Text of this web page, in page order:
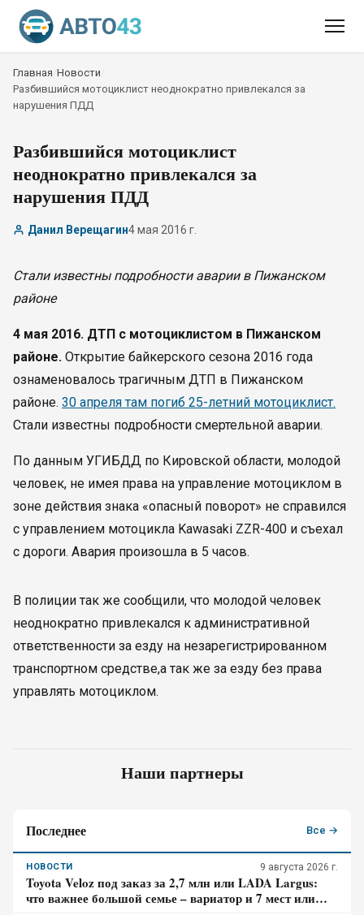
Главная Новости
Разбившийся мотоциклист неоднократно привлекался за
нарушения ПДД
Разбившийся мотоциклист
неоднократно привлекался за
нарушения ПДД
Данил Верещагин4 мая 2016 г.
Стали известны подробности аварии в Пижанском
районе
4 мая 2016. ДТП с мотоциклистом в Пижанском
районе. Открытие байкерского сезона 2016 года
ознаменовалось трагичным ДТП в Пижанском
районе. 30 апреля там погиб 25-летний мотоциклист.
Стали известны подробности смертельной аварии.
По данным УГИБДД по Кировской области, молодой
человек, не имея права на управление мотоциклом в
зоне действия знака «опасный поворот» не справился
с управлением мотоцикла Kawasaki ZZR-400 и съехал
с дороги. Авария произошла в 5 часов.
В полиции так же сообщили, что молодой человек
неоднократно привлекался к административной
ответственности за езду на незарегистрированном
транспортном средстве,а так же за езду без права
управлять мотоциклом.
Наши партнеры
Последнее Все →
НОВОСТИ 9 августа 2026 г.
Toyota Veloz под заказ за 2,7 млн или LADA Largus:
что важнее большой семье – вариатор и 7 мест или